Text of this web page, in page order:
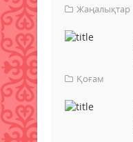
Жаңалықтар
Қоғам